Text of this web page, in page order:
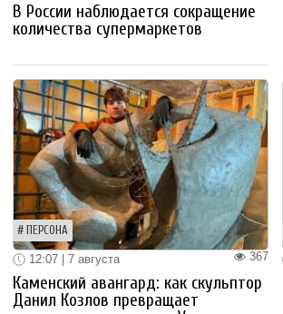
В России наблюдается сокращение
количества супермаркетов
ПЕРСОНА
367
12:07 | 7 августа
Каменский авангард: как скульптор
Данил Козлов превращает